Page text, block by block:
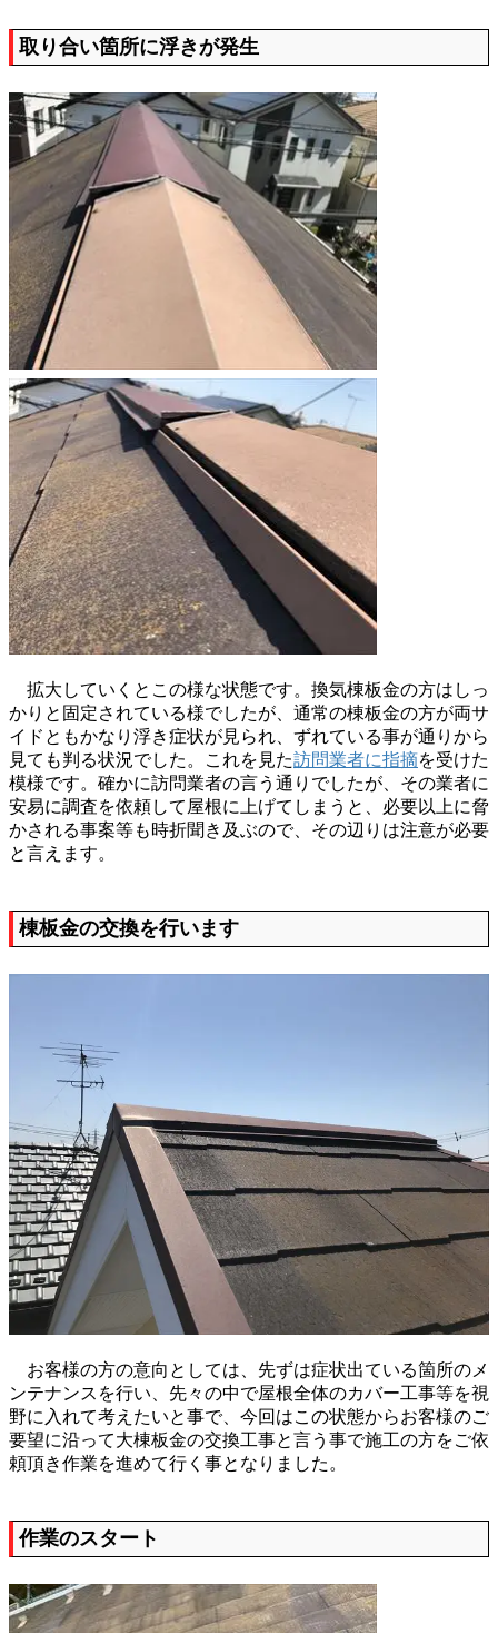
取り合い箇所に浮きが発生
拡大していくとこの様な状態です。換気棟板金の方はしっ
かりと固定されている様でしたが、通常の棟板金の方が両サ
イドともかなり浮き症状が見られ、ずれている事が通りから
見ても判る状況でした。これを見た訪問業者に指摘を受けた
模様です。確かに訪問業者の言う通りでしたが、その業者に
安易に調査を依頼して屋根に上げてしまうと、必要以上に脅
かされる事案等も時折聞き及ぶので、その辺りは注意が必要
と言えます。
棟板金の交換を行います
お客様の方の意向としては、先ずは症状出ている箇所のメ
ンテナンスを行い、先々の中で屋根全体のカバー工事等を視
野に入れて考えたいと事で、今回はこの状態からお客様のご
要望に沿って大棟板金の交換工事と言う事で施工の方をご依
頼頂き作業を進めて行く事となりました。
作業のスタート